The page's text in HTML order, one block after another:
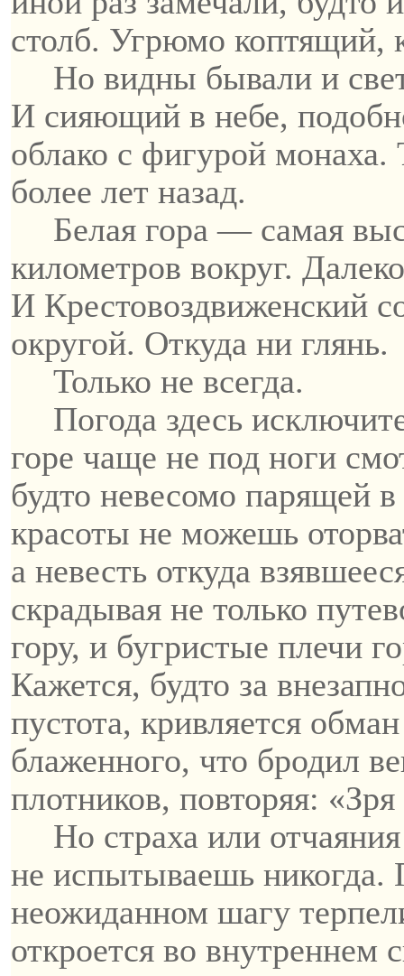
столб. Угрюмо коптящий,
Новидны бывали и
И сияющий в небе,
облако с фигурой монаха.
более лет назад.
Белая гора — самая
километров вокруг.
И Крестовоздвиженский
округой. Откуда ни глянь.
Только не всегда.
Погода здесь
горе чаще не под ноги
будто невесомо парящей
красоты не можешь
а невесть откуда
скрадывая не только
гору, и бугристые плечи
Кажется, будто за
пустота, кривляется
блаженного, что бродил
плотников, повторяя:
Но страха или
не испытываешь никогда.
неожиданном шагу
откроется во внутреннем